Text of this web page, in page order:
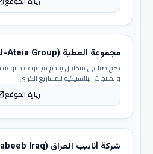
مجموعة العطية (Al-Ateia Group)
صرح صناعي متكامل يقدم مجموعة متنوعة من
والمنتجات البلاستيكية للمشاريع الكبرى.
زيارة الموقع
شركة أنابيب العراق (Anabeeb Iraq)